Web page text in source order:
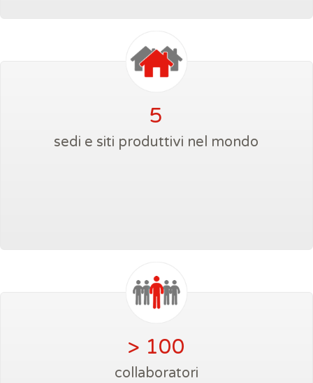
5
sedi e siti produttivi nel mondo
> 100
collaboratori